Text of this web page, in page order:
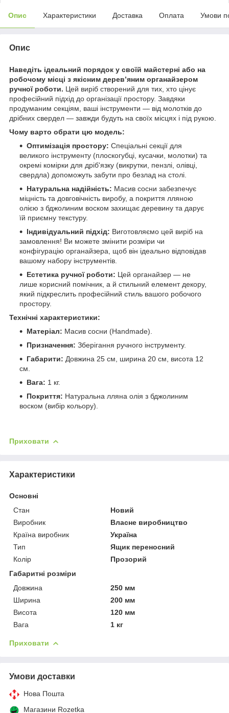
Опис Характеристики Доставка Оплата Умови
Опис
Наведіть ідеальний порядок у своїй майстерні або на
робочому місці з якісним дерев’яним органайзером
ручної роботи. Цей виріб створений для тих, хто цінує
професійний підхід до організації простору. Завдяки
продуманим секціям, ваші інструменти — від молотків до
дрібних свердел — завжди будуть на своїх місцях і під рукою.
Чому варто обрати цю модель:
Оптимізація простору: Спеціальні секції для
великого інструменту (плоскогубці, кусачки, молотки) та
окремі комірки для дріб'язку (викрутки, пензлі, олівці,
свердла) допоможуть забути про безлад на столі.
Натуральна надійність: Масив сосни забезпечує
міцність та довговічність виробу, а покриття лляною
олією з бджолиним воском захищає деревину та дарує
їй приємну текстуру.
Індивідуальний підхід: Виготовляємо цей виріб на
замовлення! Ви можете змінити розміри чи
конфігурацію органайзера, щоб він ідеально відповідав
вашому набору інструментів.
Естетика ручної роботи: Цей органайзер — не
лише корисний помічник, а й стильний елемент декору,
який підкреслить професійний стиль вашого робочого
простору.
Технічні характеристики:
Матеріал: Масив сосни (Handmade).
Призначення: Зберігання ручного інструменту.
Габарити: Довжина 25 см, ширина 20 см, висота 12
см.
Вага: 1 кг.
Покриття: Натуральна лляна олія з бджолиним
воском (вибір кольору).
Приховати
Характеристики
Основні
Стан
Новий
Виробник
Власне виробництво
Країна виробник
Україна
Тип
Ящик переносний
Колір
Прозорий
Габаритні розміри
Довжина
250 мм
Ширина
200 мм
Висота
120 мм
Вага
1 кг
Приховати
Умови доставки
Нова Пошта
Магазини Rozetka